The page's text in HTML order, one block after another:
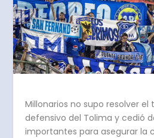
Millonarios no supo resolver
defensivo del Tolima y cedió
importantes para asegurar la